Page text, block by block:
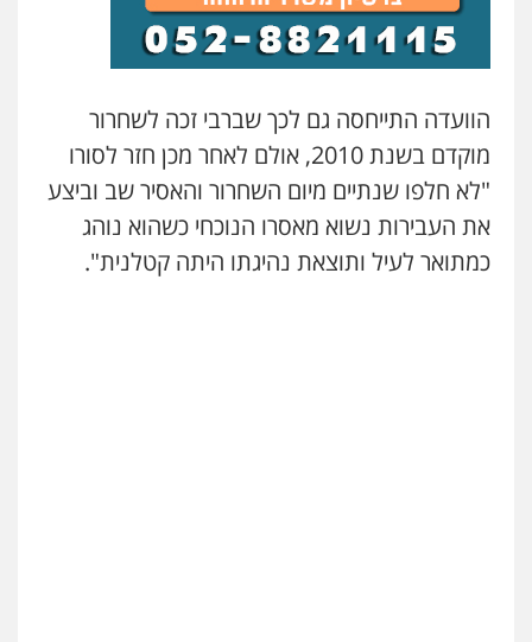
עו"ד שלומי שרון
0547342002
עו"ד אייל בסרגליק
אסירים אזרחי נדל"ן / עסקים
0528488515
הוועדה התייחסה גם לכך שברבי זכה לשחרור
מוקדם בשנת 2010, אולם לאחר מכן חזר לסורו
"לא חלפו שנתיים מיום השחרור והאסיר שב וביצע
את העבירות נשוא מאסרו הנוכחי כשהוא נוהג
כמתואר לעיל ותוצאת נהיגתו היתה קטלנית".